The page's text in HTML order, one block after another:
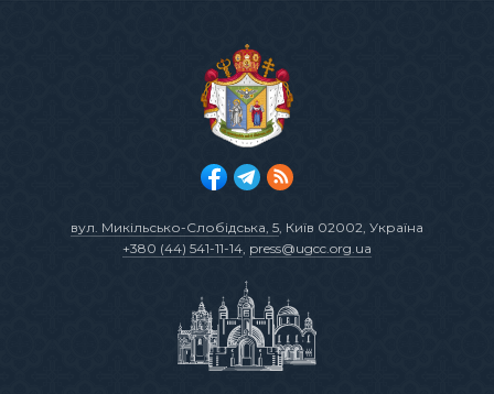
вул. Микільсько-Слобідська, 5, Київ 02002, Україна
+380 (44) 541-11-14, press@ugcc.org.ua